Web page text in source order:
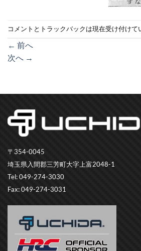
コメントとトラックバックは現在受け付けて
← 前へ
次へ →
〒354-0045
埼玉県入間郡三芳町大字上富2048-1
Tel: 049-274-3030
Fax: 049-274-3031